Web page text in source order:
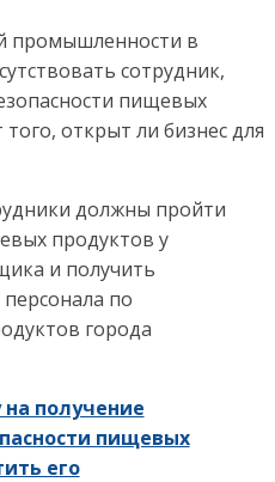
промышленности в
сотрудник,
пищевых
открыт ли бизнес для
должны пройти
продуктов у
и получить
по
города
на получение
пищевых
его